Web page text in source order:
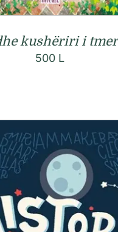
kushëriri i
500 L